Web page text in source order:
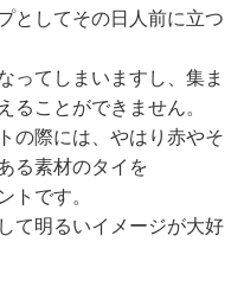
としてその日人前に立つ
ってしまいますし、集ま
ることができません。
の際には、やはり赤やそ
る素材のタイを
トです。
て明るいイメージが大好